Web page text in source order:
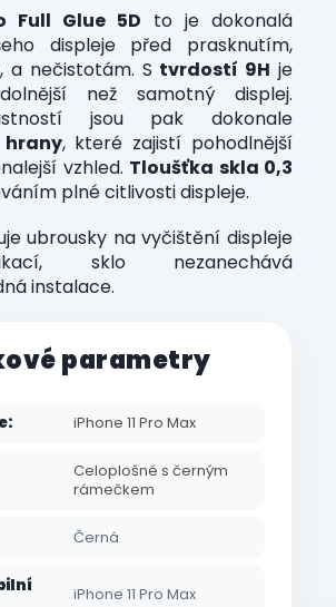
Full Glue 5D to je dokonalá
displeje před prasknutím,
a nečistotám. S tvrdostí 9H je
než samotný displej.
jsou pak dokonale
hrany, které zajistí pohodlnější
vzhled. Tloušťka skla 0,3
plné citlivosti displeje.
ubrousky na vyčištění displeje
sklo nezanechává
instalace.
parametry
: iPhone 11 Pro Max
Celoplošné s černým
rámečkem
Černá
iPhone 11 Pro Max